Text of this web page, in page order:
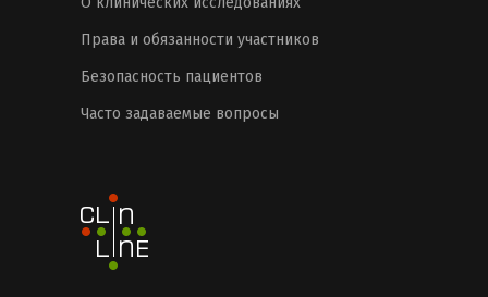
Права и обязанности участников
Безопасность пациентов
Часто задаваемые вопросы